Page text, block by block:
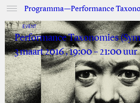
EVENT
Performance Taxonomies
3 maart 2016 , 19:00 – 21:00 uur